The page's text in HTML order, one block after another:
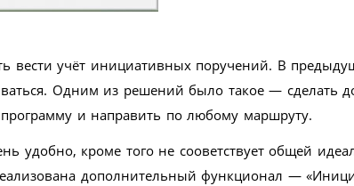
вести учёт инициативных поручений. В
Одним из решений было такое — сделать
и направить по любому маршруту.
удобно, кроме того не сооветствует общей
дополнительный функционал —